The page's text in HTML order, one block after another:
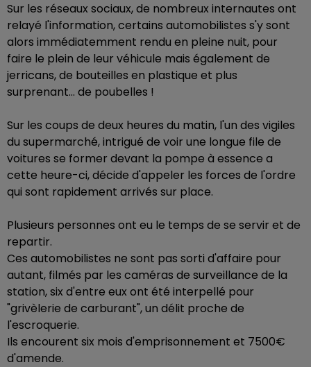
Sur les réseaux sociaux, de nombreux internautes ont
relayé l'information, certains automobilistes s'y sont
alors immédiatemment rendu en pleine nuit, pour
faire le plein de leur véhicule mais également de
jerricans, de bouteilles en plastique et plus
surprenant... de poubelles !
Sur les coups de deux heures du matin, l'un des vigiles
du supermarché, intrigué de voir une longue file de
voitures se former devant la pompe à essence a
cette heure-ci, décide d'appeler les forces de l'ordre
qui sont rapidement arrivés sur place.
Plusieurs personnes ont eu le temps de se servir et de
repartir.
Ces automobilistes ne sont pas sorti d'affaire pour
autant, filmés par les caméras de surveillance de la
station, six d'entre eux ont été interpellé pour
"grivèlerie de carburant", un délit proche de
l'escroquerie.
Ils encourent six mois d'emprisonnement et 7500€
d'amende.